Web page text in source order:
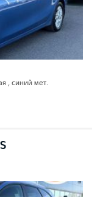
, синий мет.